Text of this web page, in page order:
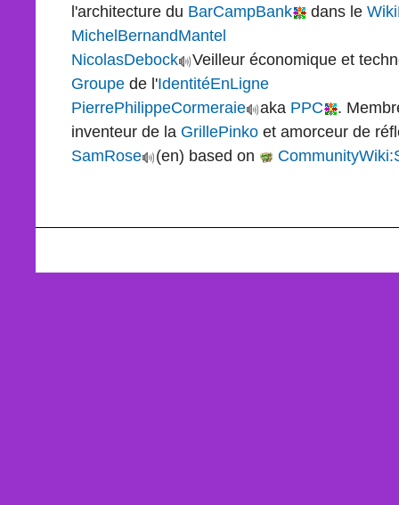
l'architecture du BarCampBank dans le
MichelBernandMantel
NicolasDebock
Veilleur économique et
Groupe de l'IdentitéEnLigne
PierrePhilippeCormeraie
aka PPC
.
inventeur de la GrillePinko et amorceur de
SamRose
(en) based on